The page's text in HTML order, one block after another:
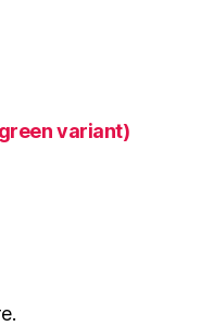
green variant)